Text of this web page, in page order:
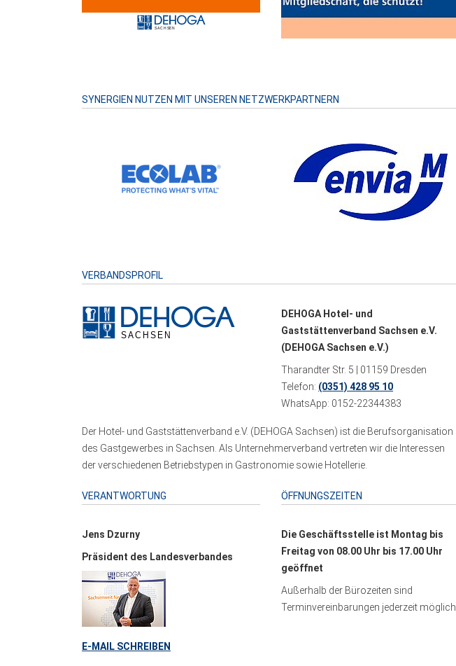
SYNERGIEN NUTZEN MIT UNSEREN NETZWERKPARTNERN
VERBANDSPROFIL
DEHOGA Hotel- und
Gaststättenverband Sachsen e.V.
(DEHOGA Sachsen e.V.)
Tharandter Str. 5 | 01159 Dresden
Telefon: (0351) 428 95 10
WhatsApp: 0152-22344383
Der Hotel- und Gaststättenverband e.V. (DEHOGA Sachsen) ist die Berufsorganisation
des Gastgewerbes in Sachsen. Als Unternehmerverband vertreten wir die Interessen
der verschiedenen Betriebstypen in Gastronomie sowie Hotellerie.
VERANTWORTUNG
Jens Dzurny
Präsident des Landesverbandes
E-MAIL SCHREIBEN
ÖFFNUNGSZEITEN
Die Geschäftsstelle ist Montag bis
Freitag von 08.00 Uhr bis 17.00 Uhr
geöffnet
Außerhalb der Bürozeiten sind
Terminvereinbarungen jederzeit möglich.